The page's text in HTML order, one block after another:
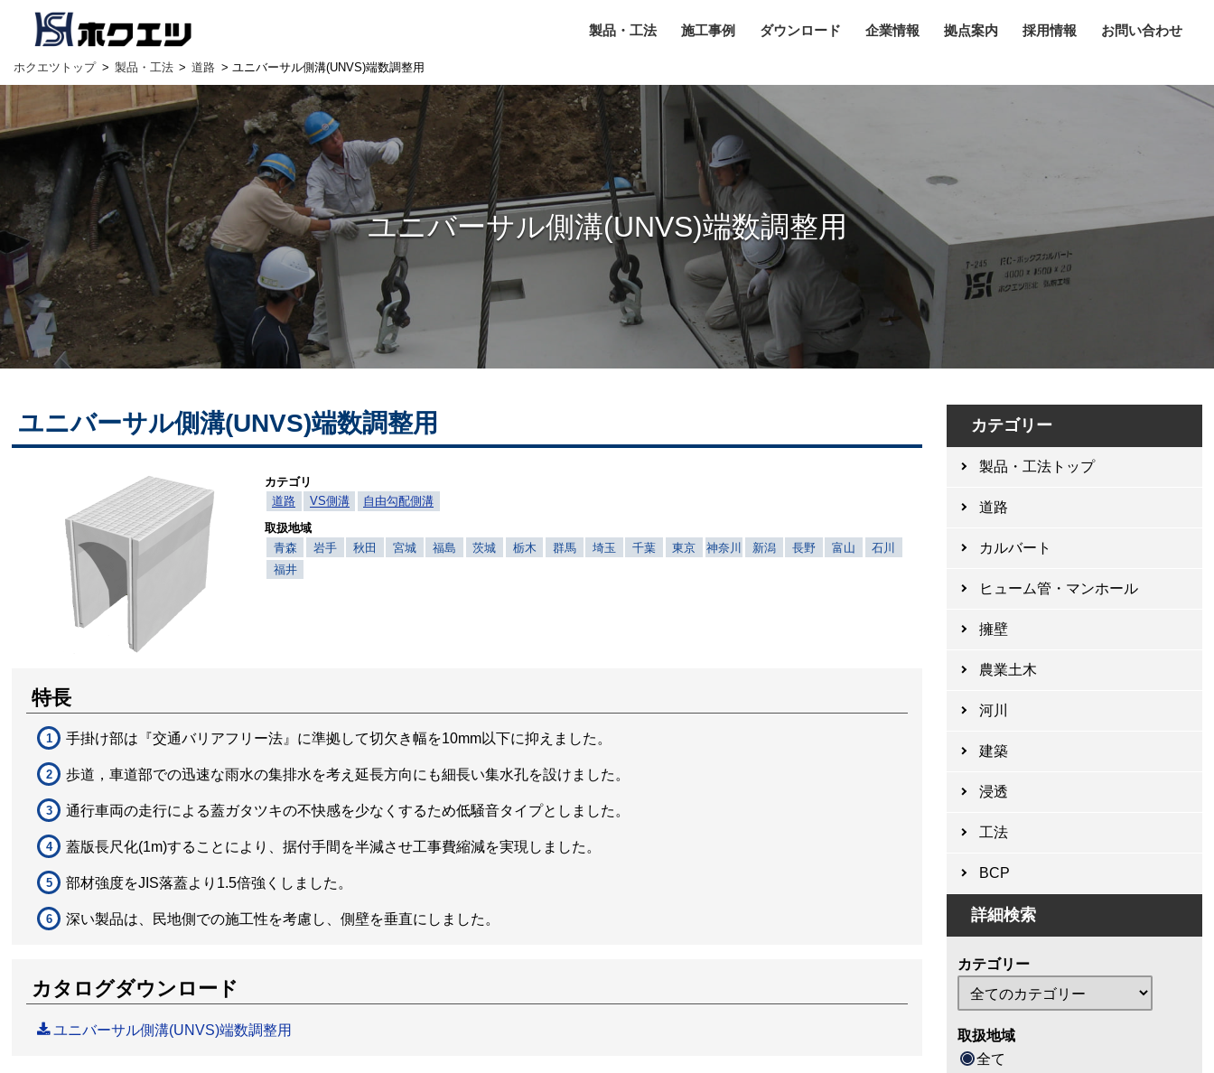
製品・工法 施工事例 ダウンロード 企業情報 拠点案内 採用情報 お問い合わせ
ホクエツトップ > 製品・工法 > 道路 > ユニバーサル側溝(UNVS)端数調整用
ユニバーサル側溝(UNVS)端数調整用
ユニバーサル側溝(UNVS)端数調整用
カテゴリ
道路
VS側溝
自由勾配側溝
取扱地域
青森
岩手 秋田 宮城 福島 茨城 栃木 群馬 埼玉 千葉 東京 神奈川 新潟 長野 富山
石川
福井
特長
手掛け部は『交通バリアフリー法』に準拠して切欠き幅を10mm以下に抑えました。
歩道，車道部での迅速な雨水の集排水を考え延長方向にも細長い集水孔を設けました。
通行車両の走行による蓋ガタツキの不快感を少なくするため低騒音タイプとしました。
蓋版長尺化(1m)することにより、据付手間を半減させ工事費縮減を実現しました。
部材強度をJIS落蓋より1.5倍強くしました。
深い製品は、民地側での施工性を考慮し、側壁を垂直にしました。
カタログダウンロード
ユニバーサル側溝(UNVS)端数調整用
カテゴリー
製品・工法トップ
道路
カルバート
ヒューム管・マンホール
擁壁
農業土木
河川
建築
浸透
工法
BCP
詳細検索
カテゴリー
取扱地域
全て